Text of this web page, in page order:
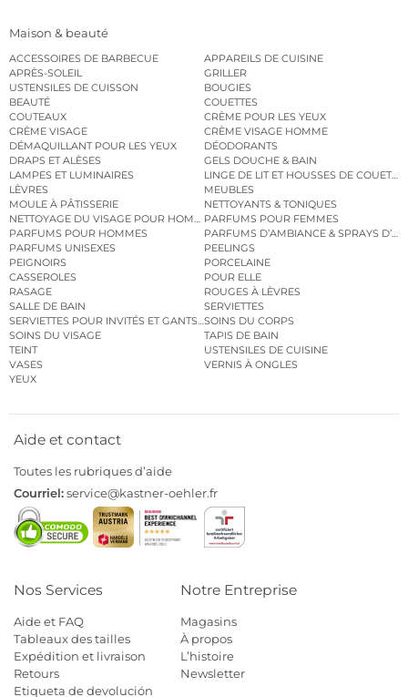
Maison & beauté
ACCESSOIRES DE BARBECUE
APPAREILS DE CUISINE
APRÈS-SOLEIL
GRILLER
USTENSILES DE CUISSON
BOUGIES
BEAUTÉ
COUETTES
COUTEAUX
CRÈME POUR LES YEUX
CRÈME VISAGE
CRÈME VISAGE HOMME
DÉMAQUILLANT POUR LES YEUX
DÉODORANTS
DRAPS ET ALÈSES
GELS DOUCHE & BAIN
LAMPES ET LUMINAIRES
LINGE DE LIT ET HOUSSES DE COUETTE
LÈVRES
MEUBLES
MOULE À PÂTISSERIE
NETTOYANTS & TONIQUES
NETTOYAGE DU VISAGE POUR HOMMESPARFUMS POUR FEMMES
PARFUMS POUR HOMMES
PARFUMS D’AMBIANCE & SPRAYS
PARFUMS UNISEXES
PEELINGS
PEIGNOIRS
PORCELAINE
CASSEROLES
POUR ELLE
RASAGE
ROUGES À LÈVRES
SALLE DE BAIN
SERVIETTES
SERVIETTES POUR INVITÉS ET GANTS DE TOILETTE
SOINS DU CORPS
SOINS DU VISAGE
TAPIS DE BAIN
TEINT
USTENSILES DE CUISINE
VASES
VERNIS À ONGLES
YEUX
Aide et contact
Toutes les rubriques d’aide
Courriel:service@kastner-oehler.fr
Nos Services
Aide et FAQ
Tableaux des tailles
Expédition et livraison
Retours
Etiqueta de devolución
Notre Entreprise
Magasins
À propos
L’histoire
Newsletter